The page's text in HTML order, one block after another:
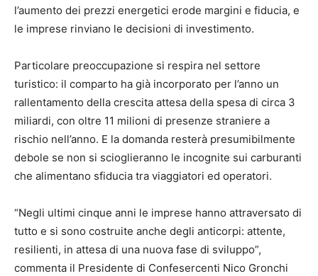
l’aumento dei prezzi energetici erode margini e fiducia, e
le imprese rinviano le decisioni di investimento.
Particolare preoccupazione si respira nel settore
turistico: il comparto ha già incorporato per l’anno un
rallentamento della crescita attesa della spesa di circa 3
miliardi, con oltre 11 milioni di presenze straniere a
rischio nell’anno. E la domanda resterà presumibilmente
debole se non si scioglieranno le incognite sui carburanti
che alimentano sfiducia tra viaggiatori ed operatori.
“Negli ultimi cinque anni le imprese hanno attraversato di
tutto e si sono costruite anche degli anticorpi: attente,
resilienti, in attesa di una nuova fase di sviluppo”,
commenta il Presidente di Confesercenti Nico Gronchi